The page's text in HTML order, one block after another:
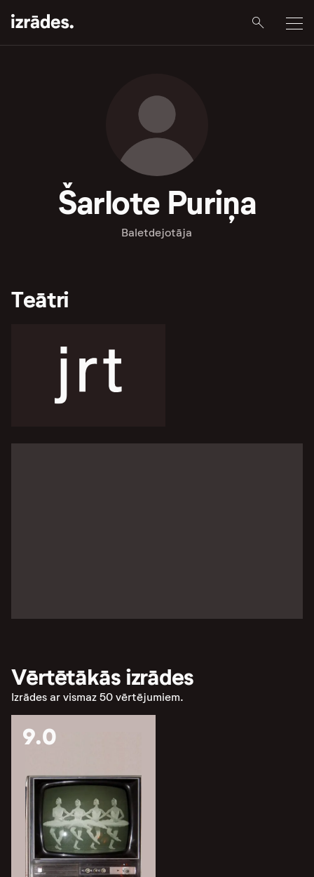
Šarlote Puriņa
Baletdejotāja
Teātri
Vērtētākās izrādes
Izrādes ar vismaz 50 vērtējumiem.
9.0